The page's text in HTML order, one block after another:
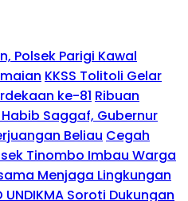
Polsek Parigi Kawal
KKSS Tolitoli Gelar
ke-81 Ribuan
Saggaf, Gubernur
Beliau Cegah
Tinombo Imbau Warga
Menjaga Lingkungan
UNDIKMA Soroti Dukungan